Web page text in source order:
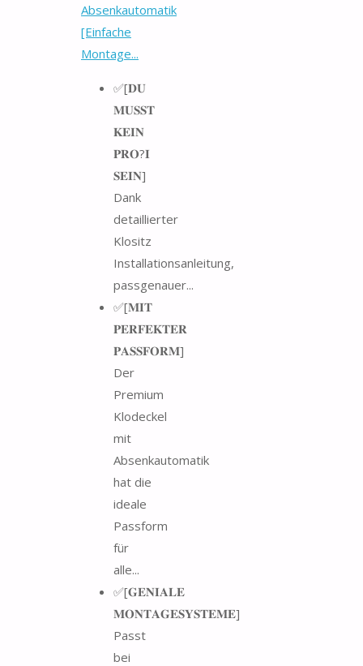
Absenkautomatik
[Einfache
Montage...
✅[𝐃𝐔
𝐌𝐔𝐒𝐒𝐓
𝐊𝐄𝐈𝐍
𝐏𝐑𝐎?𝐈
𝐒𝐄𝐈𝐍]
Dank
detaillierter
Klositz
Installationsanleitung,
passgenauer...
✅[𝐌𝐈𝐓
𝐏𝐄𝐑𝐅𝐄𝐊𝐓𝐄𝐑
𝐏𝐀𝐒𝐒𝐅𝐎𝐑𝐌]
Der
Premium
Klodeckel
mit
Absenkautomatik
hat die
ideale
Passform
für
alle...
✅[𝐆𝐄𝐍𝐈𝐀𝐋𝐄
𝐌𝐎𝐍𝐓𝐀𝐆𝐄𝐒𝐘𝐒𝐓𝐄𝐌𝐄]
Passt
bei